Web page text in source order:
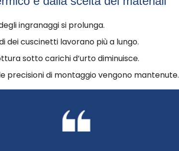
ingranaggi si prolunga.
dei cuscinetti lavorano più a lungo.
sotto carichi d’urto diminuisce.
precisioni di montaggio vengono mantenute.